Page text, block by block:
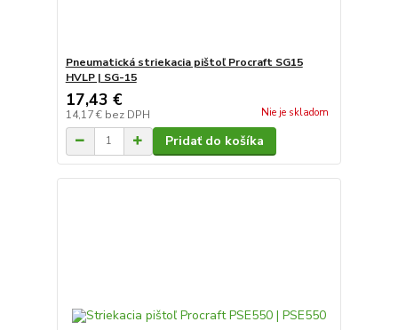
Pneumatická striekacia pištoľ Procraft SG15
HVLP | SG-15
17,43 €
14,17 € bez DPH Nie je skladom
Pridať do košíka